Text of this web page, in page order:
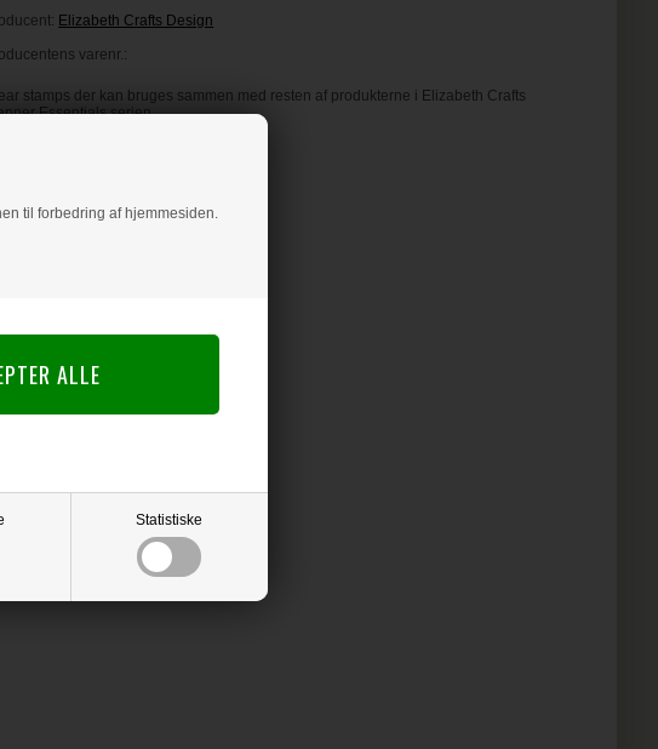
til forbedring af hjemmesiden.
Statistiske
Elizabeth Crafts Design
varenr.:
stamps der kan bruges sammen med resten af produkterne i Elizabeth Crafts
Essentials serien.